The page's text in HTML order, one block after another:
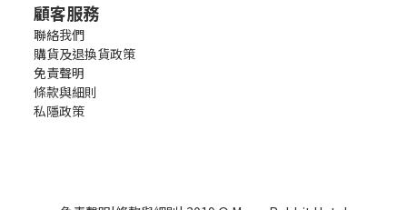
顧客服務
聯絡我們
購貨及退換貨政策
免責聲明
條款與細則
私隱政策